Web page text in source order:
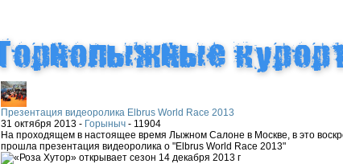
Презентация видеоролика Elbrus World Race 2013
31 октября 2013 - Горыныч - 11904
На проходящем в настоящее время Лыжном Салоне в Москве, в это
прошла презентация видеоролика о "Elbrus World Race 2013"